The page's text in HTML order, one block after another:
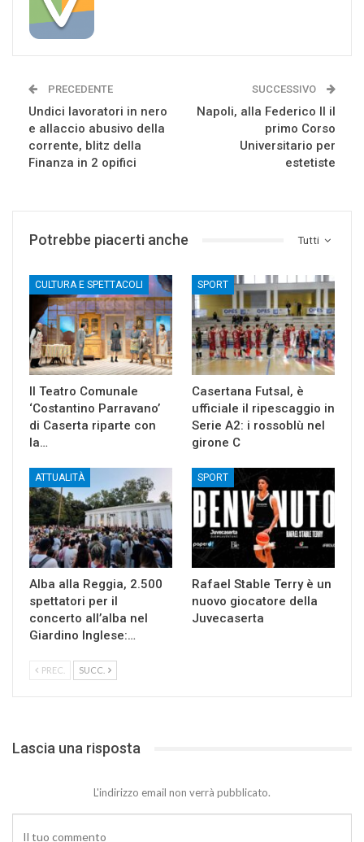
PRECEDENTE
Undici lavoratori in nero
e allaccio abusivo della
corrente, blitz della
Finanza in 2 opifici
SUCCESSIVO
Napoli, alla Federico II il
primo Corso
Universitario per
estetiste
Tutti
Potrebbe piacerti anche
CULTURA E SPETTACOLI
Il Teatro Comunale
‘Costantino Parravano’
di Caserta riparte con
la…
SPORT
Casertana Futsal, è
ufficiale il ripescaggio in
Serie A2: i rossoblù nel
girone C
ATTUALITÀ
Alba alla Reggia, 2.500
spettatori per il
concerto all’alba nel
Giardino Inglese:…
SPORT
Rafael Stable Terry è un
nuovo giocatore della
Juvecaserta
PREC. SUCC.
Lascia una risposta
L'indirizzo email non verrà pubblicato.